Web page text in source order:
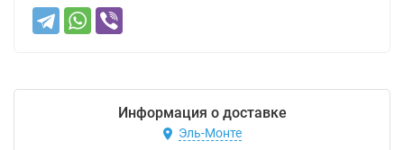
Информация о доставке
Эль-Монте